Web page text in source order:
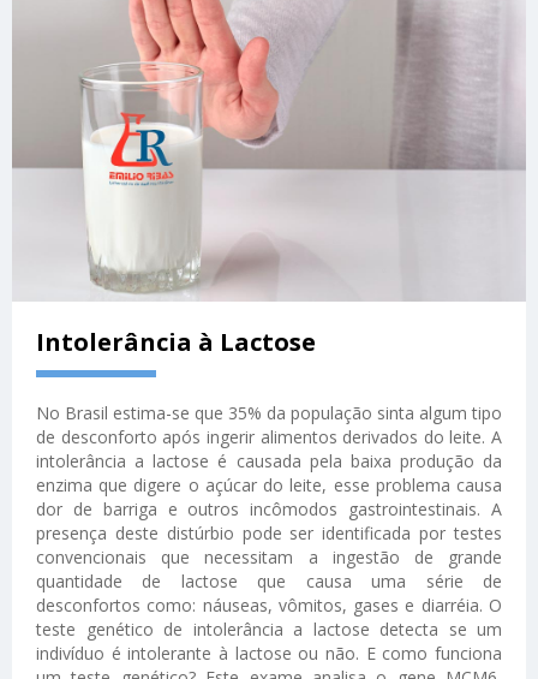
Intolerância à Lactose
No Brasil estima-se que 35% da população sinta algum tipo
de desconforto após ingerir alimentos derivados do leite. A
intolerância a lactose é causada pela baixa produção da
enzima que digere o açúcar do leite, esse problema causa
dor de barriga e outros incômodos gastrointestinais. A
presença deste distúrbio pode ser identificada por testes
convencionais que necessitam a ingestão de grande
quantidade de lactose que causa uma série de
desconfortos como: náuseas, vômitos, gases e diarréia. O
teste genético de intolerância a lactose detecta se um
indivíduo é intolerante à lactose ou não. E como funciona